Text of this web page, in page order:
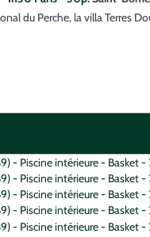
du Perche, la villa Terres